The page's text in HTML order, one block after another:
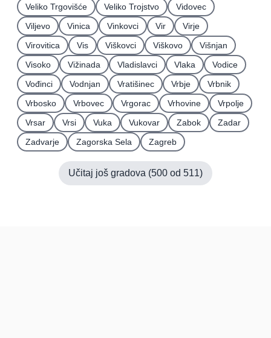
Veliko Trgovišće
Veliko Trojstvo
Vidovec
Viljevo
Vinica Vinkovci Vir
Virje
Virovitica
Vis Viškovci Viškovo
Višnjan
Visoko
Vižinada Vladislavci Vlaka
Vodice
Vođinci
Vodnjan Vratišinec Vrbje
Vrbnik
Vrbosko
Vrbovec Vrgorac Vrhovine
Vrpolje
Vrsar
Vrsi Vuka Vukovar Zabok
Zadar
Zadvarje
Zagorska Sela Zagreb
Učitaj još gradova (500 od 511)